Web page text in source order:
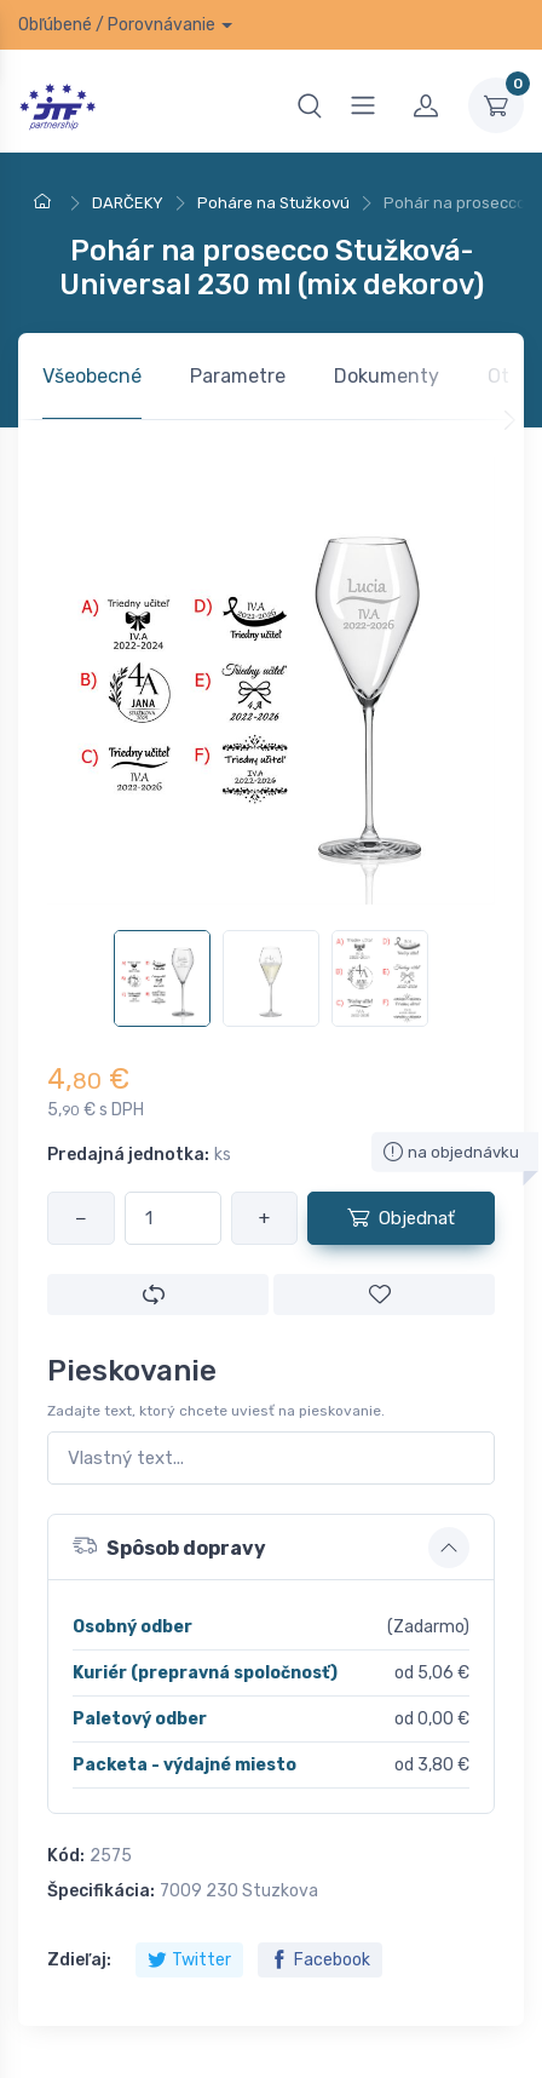
Obľúbené / Porovnávanie
0
DARČEKY Poháre na Stužkovú Pohár na prosecco
Pohár na prosecco Stužková-
Universal 230 ml (mix dekorov)
Všeobecné Parametre Dokumenty
4,80 €
5,90 € s DPH
Predajná jednotka: ks na objednávku
− + Objednať
Pieskovanie
Zadajte text, ktorý chcete uviesť na pieskovanie.
Spôsob dopravy
Osobný odber (Zadarmo)
Kuriér (prepravná spoločnosť) od 5,06 €
Paletový odber od 0,00 €
Packeta - výdajné miesto od 3,80 €
Kód: 2575
Špecifikácia: 7009 230 Stuzkova
Zdieľaj: Twitter Facebook